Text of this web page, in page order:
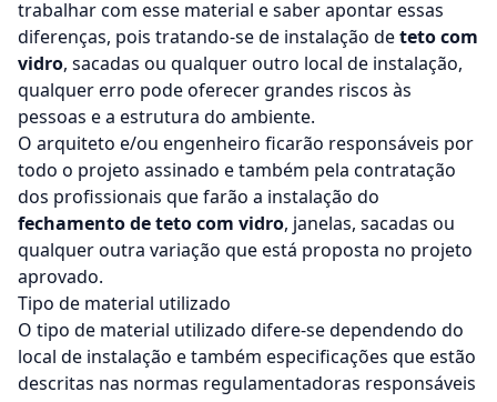
trabalhar com esse material e saber apontar essas
diferenças, pois tratando-se de instalação deteto com
vidro, sacadas ou qualquer outro local de instalação,
qualquer erro pode oferecer grandes riscos às
pessoas e a estrutura do ambiente.
O arquiteto e/ou engenheiro ficarão responsáveis por
todo o projeto assinado e também pela contratação
dos profissionais que farão a instalação do
fechamento de teto com vidro, janelas, sacadas ou
qualquer outra variação que está proposta no projeto
aprovado.
Tipo de material utilizado
O tipo de material utilizado difere-se dependendo do
local de instalação e também especificações que estão
descritas nas normas regulamentadoras responsáveis